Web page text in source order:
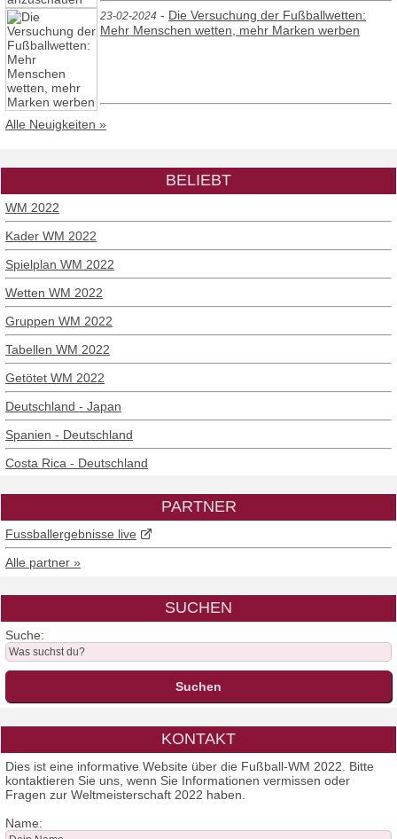
23-02-2024 - Die Versuchung der Fußballwetten:
Mehr Menschen wetten, mehr Marken werben
Alle Neuigkeiten »
BELIEBT
WM 2022
Kader WM 2022
Spielplan WM 2022
Wetten WM 2022
Gruppen WM 2022
Tabellen WM 2022
Getötet WM 2022
Deutschland - Japan
Spanien - Deutschland
Costa Rica - Deutschland
PARTNER
Fussballergebnisse live
Alle partner »
SUCHEN
Suche:
KONTAKT
Dies ist eine informative Website über die Fußball-WM 2022. Bitte
kontaktieren Sie uns, wenn Sie Informationen vermissen oder
Fragen zur Weltmeisterschaft 2022 haben.
Name: